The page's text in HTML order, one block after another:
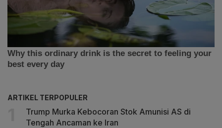
ARTIKEL TERPOPULER
Trump Murka Kebocoran Stok Amunisi AS di
Tengah Ancaman ke Iran